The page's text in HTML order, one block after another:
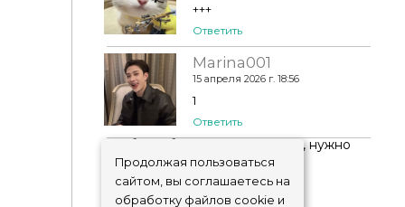
+++
Ответить
Marina001
15 апреля 2026 г. 18:56
1
Ответить
Чтобы добавить комментарий, нужно
авторизоваться!
Продолжая пользоваться
сайтом, вы соглашаетесь на
обработку файлов cookie и